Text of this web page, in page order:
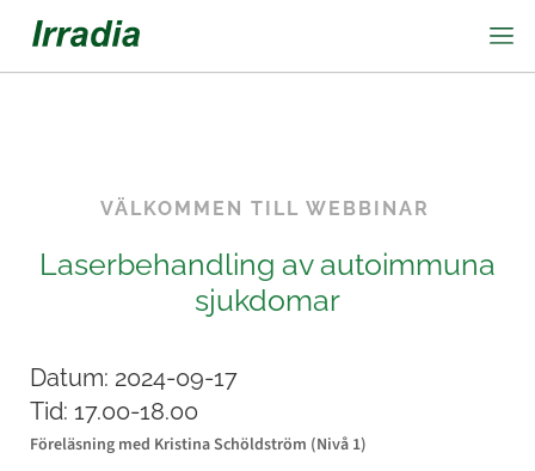
VÄLKOMMEN TILL WEBBINAR
Laserbehandling av autoimmuna
sjukdomar
Datum: 2024-09-17
Tid: 17.00-18.00
Föreläsning med Kristina Schöldström (Nivå 1)